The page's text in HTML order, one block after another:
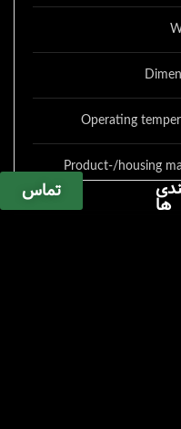
Operating
Product-/housing
Protection
ها
تماس